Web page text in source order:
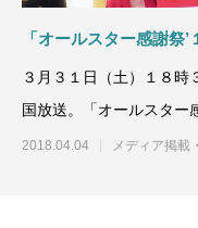
「オールスター感謝祭’
３月３１日（土）１８時
国放送。「オールスター
の赤坂５丁目
2018.04.04 メディア掲載